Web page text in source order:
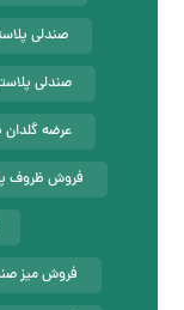
صندلی
صندلی
عرضه گلدان
فروش ظروف
فروش میز